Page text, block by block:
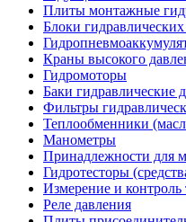
Плиты монтажные
Блоки
Краны высокого
Гидромоторы
Баки гидравлические
Фильтры
Теплообменники
Манометры
Принадлежности для
Гидротесторы
Измерение и
Реле давления